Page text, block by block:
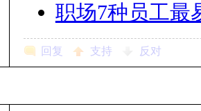
职场7种员工最
回复 支持 反对